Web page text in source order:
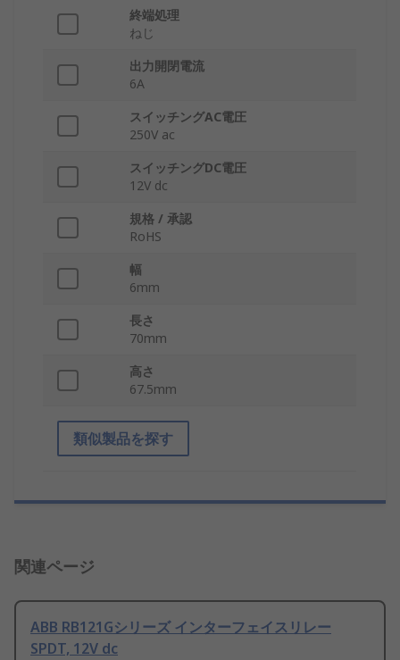
終端処理
ねじ
出力開閉電流
6A
スイッチングAC電圧
250V ac
スイッチングDC電圧
12V dc
規格 / 承認
RoHS
幅
6mm
長さ
70mm
高さ
67.5mm
類似製品を探す
関連ページ
ABB RB121Gシリーズ インターフェイスリレー
SPDT, 12V dc